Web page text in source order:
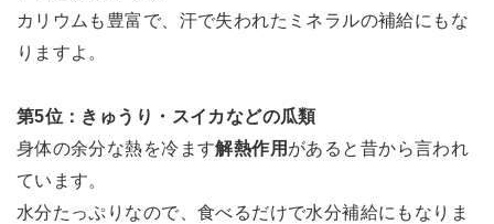
カリウムも豊富で、汗で失われたミネラルの補給にもな
りますよ。
第5位：きゅうり・スイカなどの瓜類
身体の余分な熱を冷ます解熱作用 があると昔から言われ
ています。
水分たっぷりなので、食べるだけで水分補給にもなりま